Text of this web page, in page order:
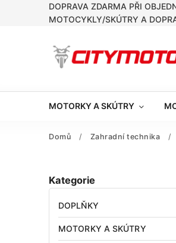
DOPRAVA ZDARMA PŘI
MOTOCYKLY/SKÚTRY A
MOTORKY A SKÚTRY
Domů / Zahradní technika /
Kategorie
DOPLŇKY
MOTORKY A SKÚTRY